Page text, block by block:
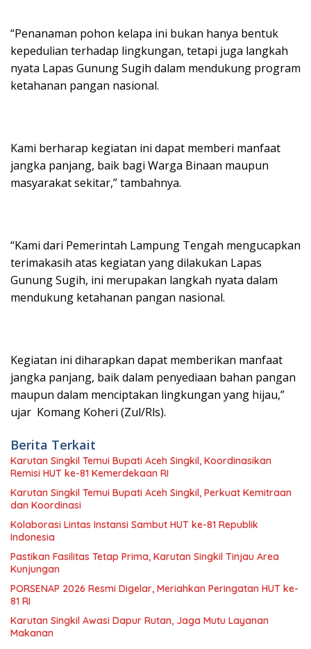
“Penanaman pohon kelapa ini bukan hanya bentuk
kepedulian terhadap lingkungan, tetapi juga langkah
nyata Lapas Gunung Sugih dalam mendukung program
ketahanan pangan nasional.
Kami berharap kegiatan ini dapat memberi manfaat
jangka panjang, baik bagi Warga Binaan maupun
masyarakat sekitar,” tambahnya.
“Kami dari Pemerintah Lampung Tengah mengucapkan
terimakasih atas kegiatan yang dilakukan Lapas
Gunung Sugih, ini merupakan langkah nyata dalam
mendukung ketahanan pangan nasional.
Kegiatan ini diharapkan dapat memberikan manfaat
jangka panjang, baik dalam penyediaan bahan pangan
maupun dalam menciptakan lingkungan yang hijau,”
ujar Komang Koheri (Zul/Rls).
Berita Terkait
Karutan Singkil Temui Bupati Aceh Singkil, Koordinasikan
Remisi HUT ke-81 Kemerdekaan RI
Karutan Singkil Temui Bupati Aceh Singkil, Perkuat Kemitraan
dan Koordinasi
Kolaborasi Lintas Instansi Sambut HUT ke-81 Republik
Indonesia
Pastikan Fasilitas Tetap Prima, Karutan Singkil Tinjau Area
Kunjungan
PORSENAP 2026 Resmi Digelar, Meriahkan Peringatan HUT ke-
81 RI
Karutan Singkil Awasi Dapur Rutan, Jaga Mutu Layanan
Makanan